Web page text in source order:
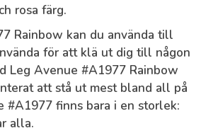
rosa färg.
Rainbow kan du använda till
för att klä ut dig till någon
Leg Avenue #A1977 Rainbow
att stå ut mest bland all på
#A1977 finns bara i en storlek:
alla.